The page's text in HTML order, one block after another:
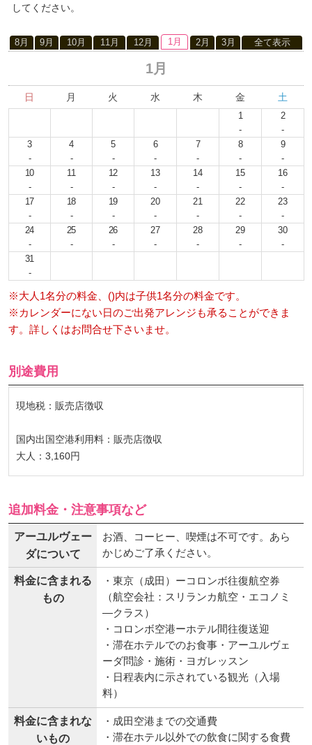
してください。
8月 9月 10月 11月 12月 1月 2月 3月 全て表示
1月
日 月 火 水 木 金 土
1
-
2
-
3
-
4
-
5
-
6
-
7
-
8
-
9
-
10
-
11
-
12
-
13
-
14
-
15
-
16
-
17
-
18
-
19
-
20
-
21
-
22
-
23
-
24
-
25
-
26
-
27
-
28
-
29
-
30
-
31
-
※大人1名分の料金、()内は子供1名分の料金です。
※カレンダーにない日のご出発アレンジも承ることができま
す。詳しくはお問合せ下さいませ。
別途費用
現地税：販売店徴収
国内出国空港利用料：販売店徴収
大人：3,160円
追加料金・注意事項など
アーユルヴェー
ダについて
お酒、コーヒー、喫煙は不可です。あら
かじめご了承ください。
料金に含まれる
もの
・東京（成田）ーコロンボ往復航空券
（航空会社：スリランカ航空・エコノミ
―クラス）
・コロンボ空港ーホテル間往復送迎
・滞在ホテルでのお食事・アーユルヴェ
ーダ問診・施術・ヨガレッスン
・日程表内に示されている観光（入場
料）
料金に含まれな
いもの
・成田空港までの交通費
・滞在ホテル以外での飲食に関する食費